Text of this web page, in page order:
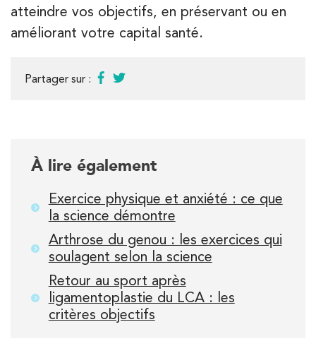
atteindre vos objectifs, en préservant ou en
améliorant votre capital santé.
Partager sur :
À lire également
Exercice physique et anxiété : ce que
la science démontre
Arthrose du genou : les exercices qui
soulagent selon la science
Retour au sport après
ligamentoplastie du LCA : les
critères objectifs
74 Bd Haussmann 75008 Paris
74 Bd Haussmann 75008 Paris
01 44 71 93 74
PRENEZ RDV SUR
PRENEZ RDV SUR
IK Morangis – 91
28 Rue Velpeau 92160 Antony
28 Rue Velpeau 92160 Antony
01 64 48 35 84
PRENEZ RDV SUR
PRENEZ RDV SUR